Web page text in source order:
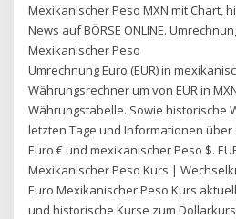
Mexikanischer Peso MXN mit Chart,
News auf BÖRSE ONLINE.
Mexikanischer Peso
Umrechnung Euro (EUR) in
Währungsrechner um von EUR in
Währungstabelle. Sowie historische
letzten Tage und Informationen
Euro € und mexikanischer Peso $.
Mexikanischer Peso Kurs |
Euro Mexikanischer Peso Kurs
und historische Kurse zum